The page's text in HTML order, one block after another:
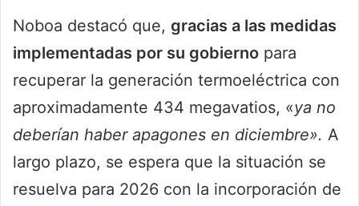
Noboa destacó que, gracias a las medidas
implementadas por su gobierno para
recuperar la generación termoeléctrica con
aproximadamente 434 megavatios, «ya no
deberían haber apagones en diciembre». A
largo plazo, se espera que la situación se
resuelva para 2026 con la incorporación de